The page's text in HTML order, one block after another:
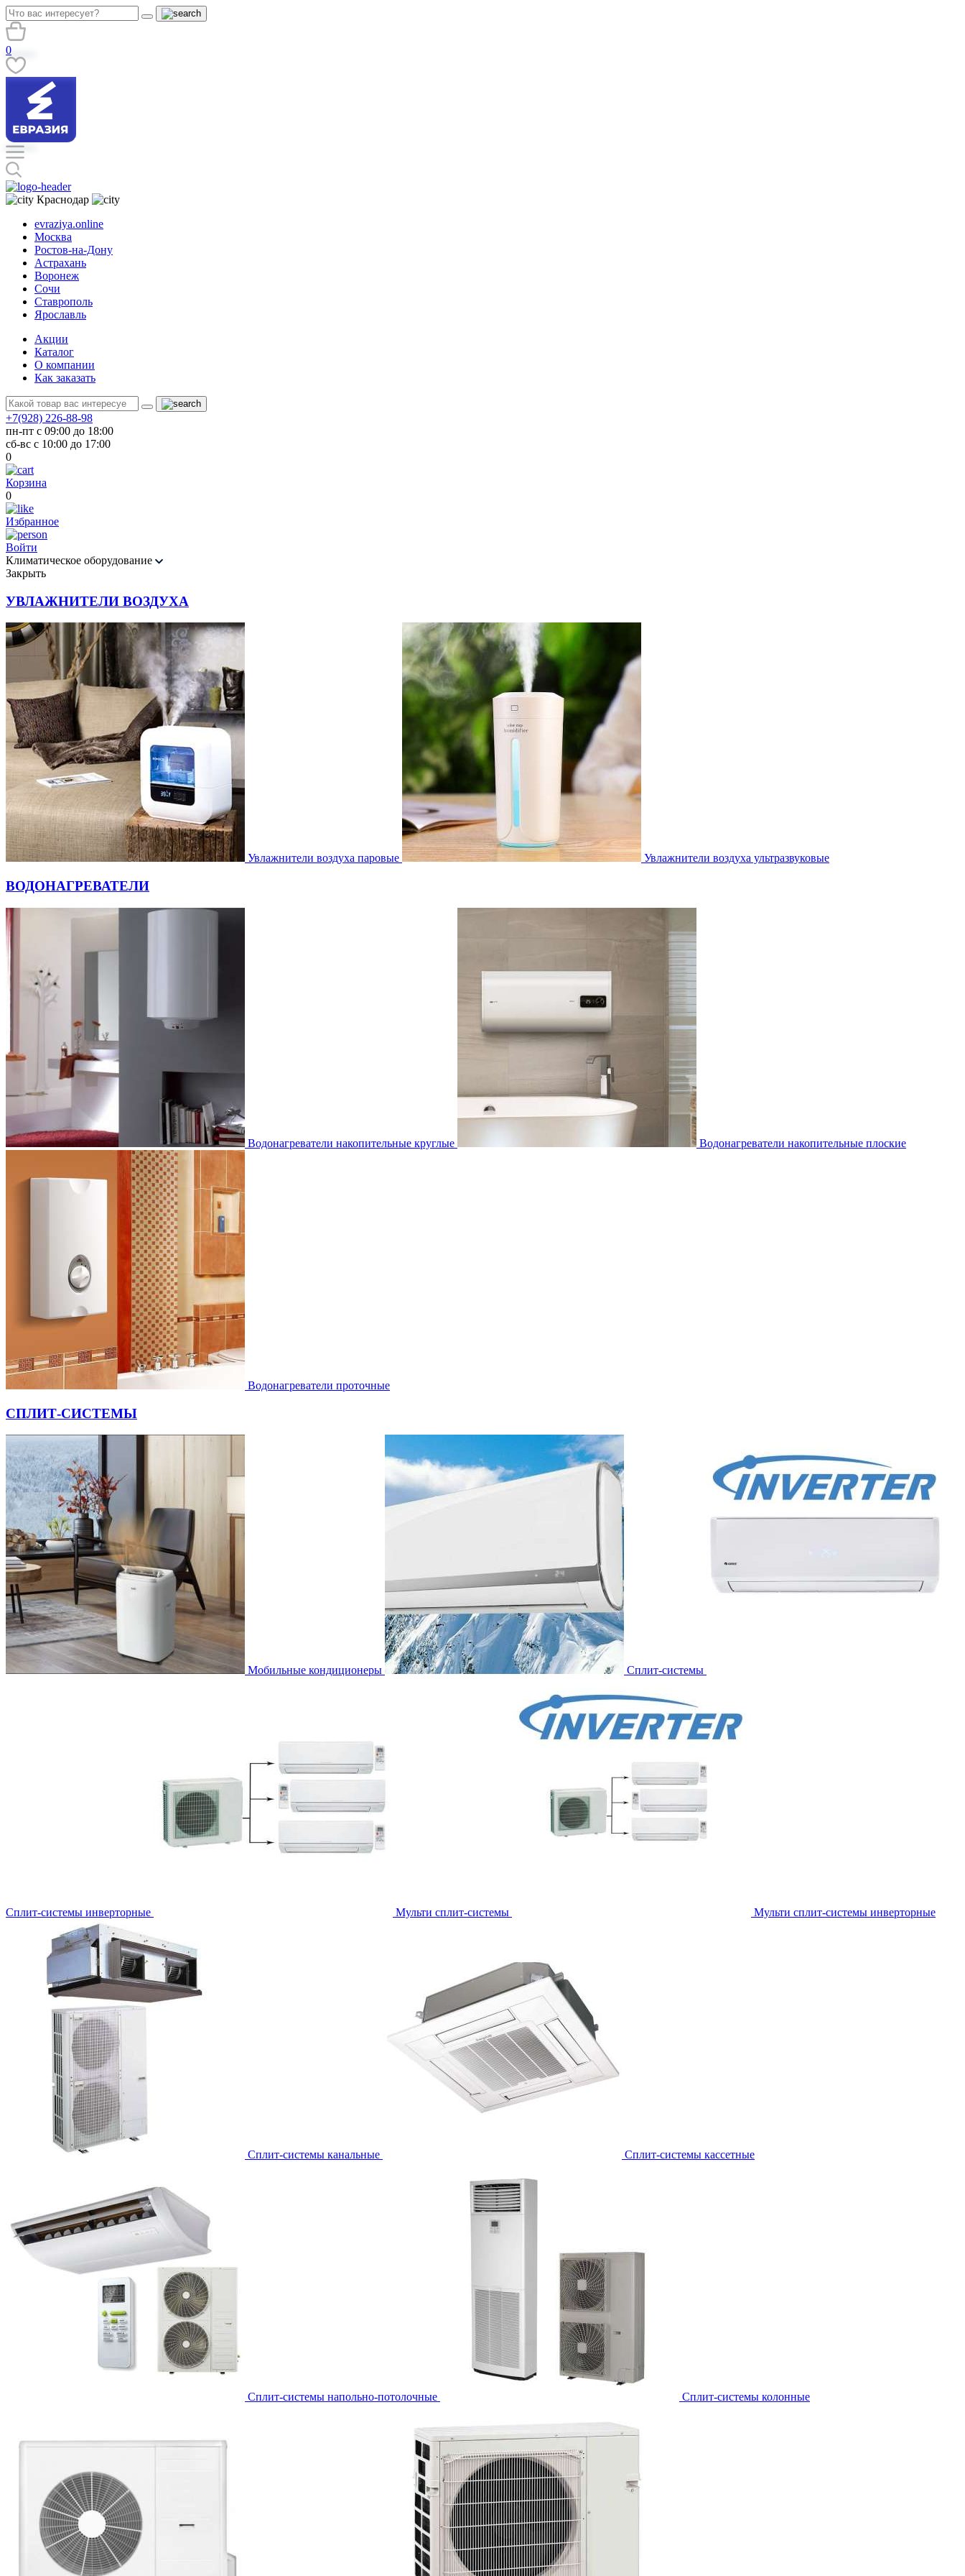
0
Краснодар
evraziya.online
Москва
Ростов-на-Дону
Астрахань
Воронеж
Сочи
Ставрополь
Ярославль
Акции
Каталог
О компании
Как заказать
+7(928) 226-88-98
пн-пт с 09:00 до 18:00
сб-вс с 10:00 до 17:00
0
Корзина
0
Избранное
Войти
Климатическое оборудование
Закрыть
УВЛАЖНИТЕЛИ ВОЗДУХА
Увлажнители воздуха паровые Увлажнители воздуха ультразвуковые
ВОДОНАГРЕВАТЕЛИ
Водонагреватели накопительные круглые Водонагреватели накопительные плоские
Водонагреватели проточные
СПЛИТ-СИСТЕМЫ
Мобильные кондиционеры Сплит-системы
Сплит-системы инверторные Мульти сплит-системы Мульти сплит-системы инверторные
Сплит-системы канальные Сплит-системы кассетные
Сплит-системы напольно-потолочные Cплит-системы колонные